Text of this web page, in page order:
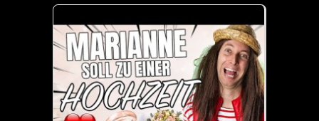
Eine tolle Zusammenstellung von lustigen